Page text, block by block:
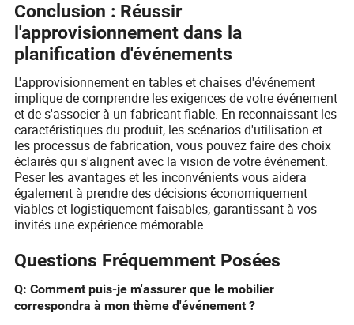
Conclusion : Réussir
l'approvisionnement dans la
planification d'événements
L'approvisionnement en tables et chaises d'événement
implique de comprendre les exigences de votre événement
et de s'associer à un fabricant fiable. En reconnaissant les
caractéristiques du produit, les scénarios d'utilisation et
les processus de fabrication, vous pouvez faire des choix
éclairés qui s'alignent avec la vision de votre événement.
Peser les avantages et les inconvénients vous aidera
également à prendre des décisions économiquement
viables et logistiquement faisables, garantissant à vos
invités une expérience mémorable.
Questions Fréquemment Posées
Q: Comment puis-je m'assurer que le mobilier
correspondra à mon thème d'événement ?